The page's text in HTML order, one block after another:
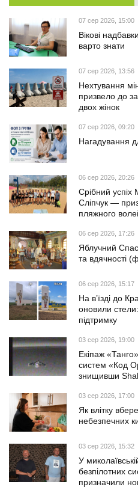
07 сер 2026, 15:00
Вікові
варто знати
07 сер 2026, 13:56
Нехтування
призвело до
двох жінок
07 сер 2026, 09:20
Нагадування
06 сер 2026, 20:26
Срібний успіх
Сліпчук —
пляжного
06 сер 2026, 17:26
Яблучний Спас
та вдячності
06 сер 2026, 15:17
На в’їзді до
оновили
підтримку
03 сер 2026, 19:00
Екіпаж
систем «Код
знищивши
03 сер 2026, 17:00
Як влітку
небезпечних
03 сер 2026, 15:32
У
безпілотних
призначили